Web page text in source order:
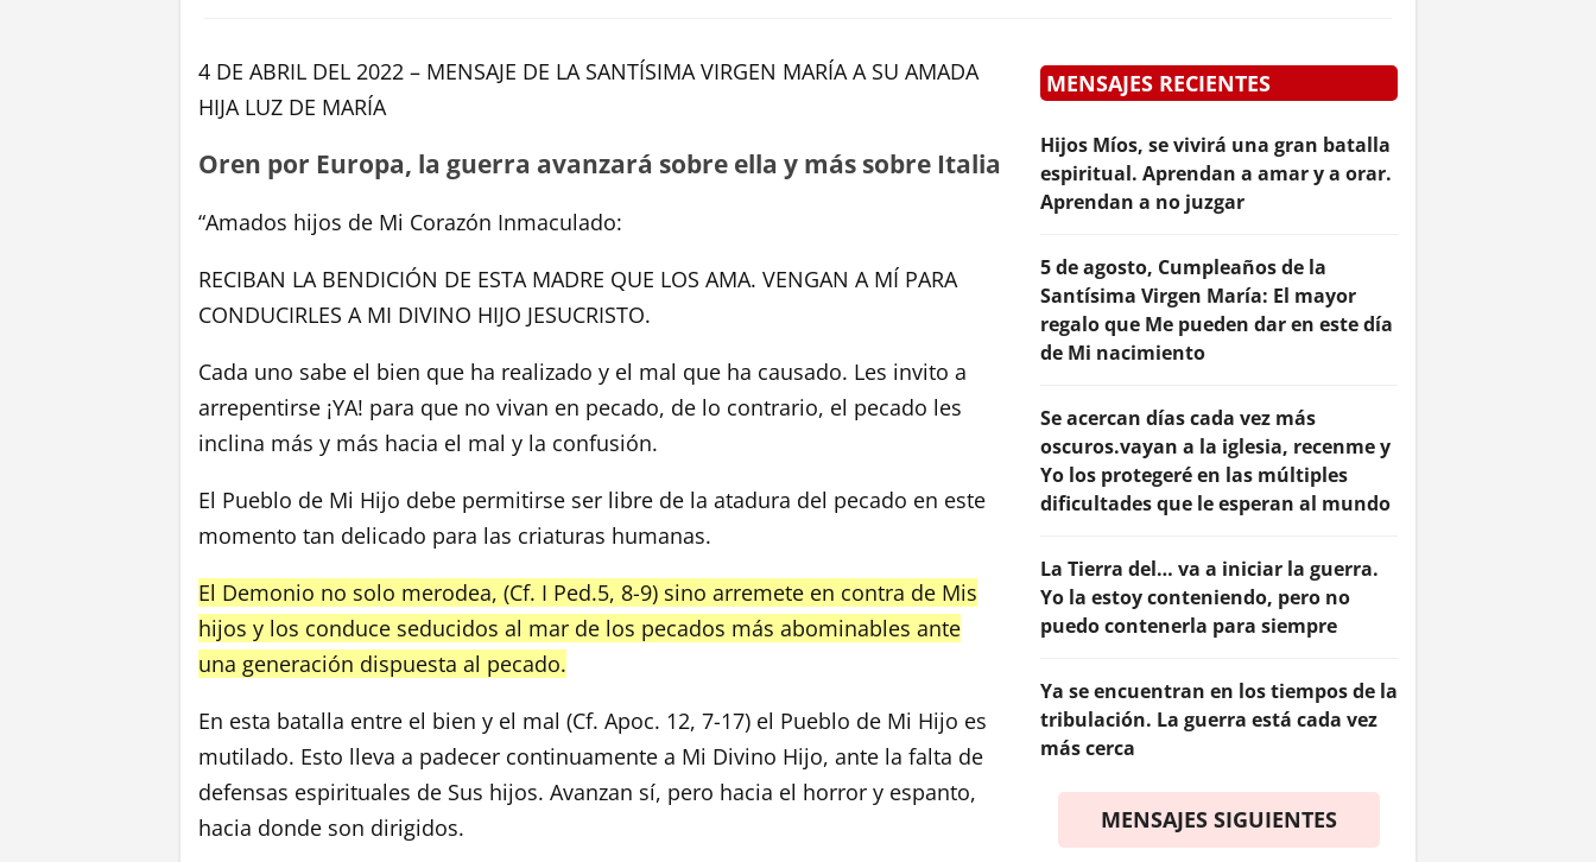
4 DE ABRIL DEL 2022 – MENSAJE DE LA SANTÍSIMA VIRGEN MARÍA A SU AMADA
HIJA LUZ DE MARÍA
Oren por Europa, la guerra avanzará sobre ella y más sobre Italia
“Amados hijos de Mi Corazón Inmaculado:
RECIBAN LA BENDICIÓN DE ESTA MADRE QUE LOS AMA. VENGAN A MÍ PARA
CONDUCIRLES A MI DIVINO HIJO JESUCRISTO.
Cada uno sabe el bien que ha realizado y el mal que ha causado. Les invito a
arrepentirse ¡YA! para que no vivan en pecado, de lo contrario, el pecado les
inclina más y más hacia el mal y la confusión.
El Pueblo de Mi Hijo debe permitirse ser libre de la atadura del pecado en este
momento tan delicado para las criaturas humanas.
El Demonio no solo merodea, (Cf. I Ped.5, 8-9) sino arremete en contra de Mis
hijos y los conduce seducidos al mar de los pecados más abominables ante
una generación dispuesta al pecado.
En esta batalla entre el bien y el mal (Cf. Apoc. 12, 7-17) el Pueblo de Mi Hijo es
mutilado. Esto lleva a padecer continuamente a Mi Divino Hijo, ante la falta de
defensas espirituales de Sus hijos. Avanzan sí, pero hacia el horror y espanto,
hacia donde son dirigidos.
MENSAJES RECIENTES
Hijos Míos, se vivirá una gran batalla
espiritual. Aprendan a amar y a orar.
Aprendan a no juzgar
5 de agosto, Cumpleaños de la
Santísima Virgen María: El mayor
regalo que Me pueden dar en este día
de Mi nacimiento
Se acercan días cada vez más
oscuros.vayan a la iglesia, recenme y
Yo los protegeré en las múltiples
dificultades que le esperan al mundo
La Tierra del… va a iniciar la guerra.
Yo la estoy conteniendo, pero no
puedo contenerla para siempre
Ya se encuentran en los tiempos de la
tribulación. La guerra está cada vez
más cerca
MENSAJES SIGUIENTES